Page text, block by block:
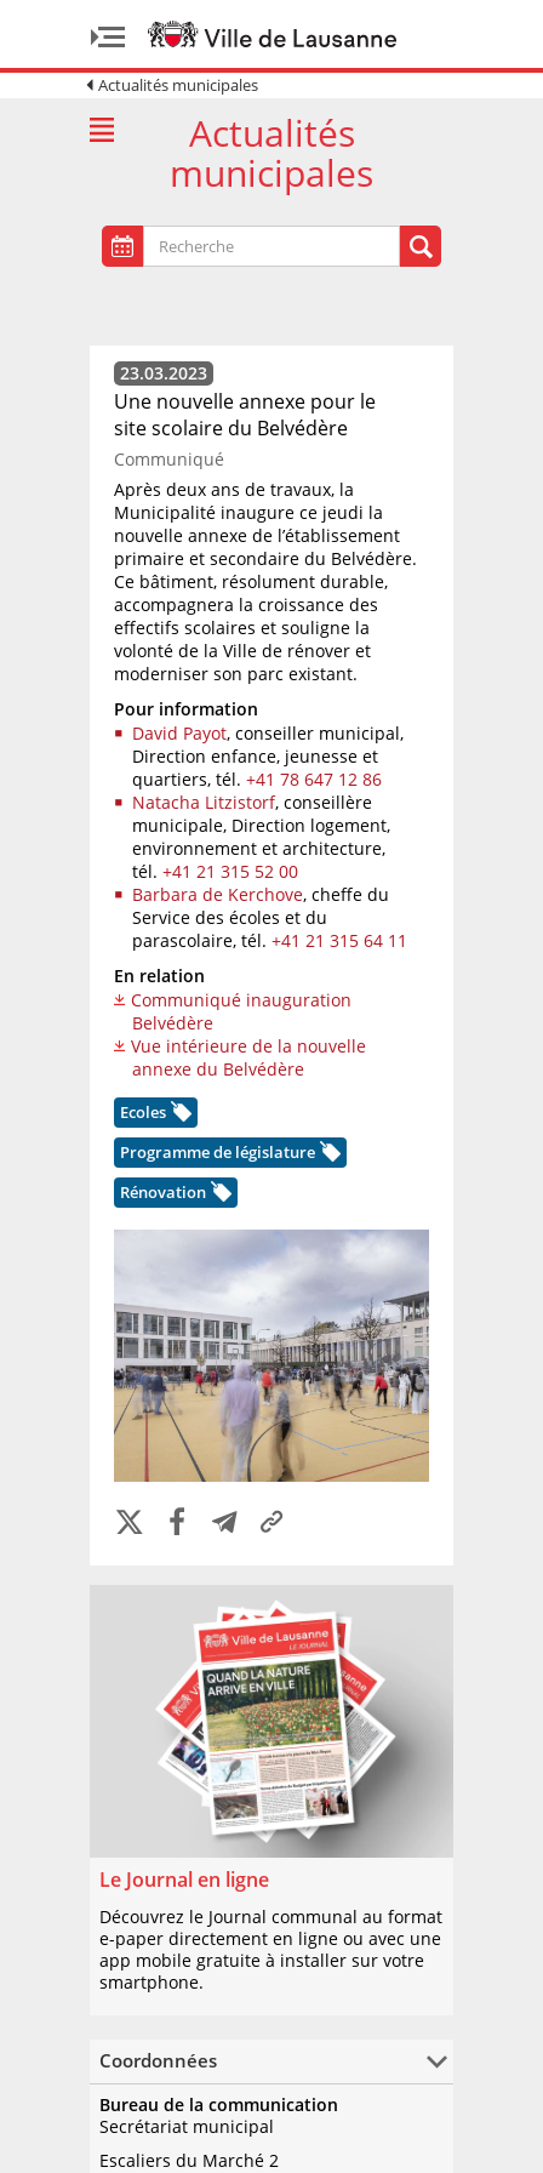
Actualités municipales
Actualités
municipales
23.03.2023
Une nouvelle annexe pour le
site scolaire du Belvédère
Communiqué
Après deux ans de travaux, la
Municipalité inaugure ce jeudi la
nouvelle annexe de l’établissement
primaire et secondaire du Belvédère.
Ce bâtiment, résolument durable,
accompagnera la croissance des
effectifs scolaires et souligne la
volonté de la Ville de rénover et
moderniser son parc existant.
Pour information
David Payot, conseiller municipal,
Direction enfance, jeunesse et
quartiers, tél. +41 78 647 12 86
Natacha Litzistorf, conseillère
municipale, Direction logement,
environnement et architecture,
tél. +41 21 315 52 00
Barbara de Kerchove, cheffe du
Service des écoles et du
parascolaire, tél. +41 21 315 64 11
En relation
Communiqué inauguration
Belvédère
Vue intérieure de la nouvelle
annexe du Belvédère
Ecoles
Programme de législature
Rénovation
Le Journal en ligne
Découvrez le Journal communal au format
e-paper directement en ligne ou avec une
app mobile gratuite à installer sur votre
smartphone.
Coordonnées
Bureau de la communication
Secrétariat municipal
Escaliers du Marché 2